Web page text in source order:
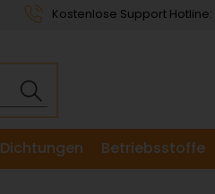
Kostenlose Support Hotline:
Dichtungen Betriebsstoffe